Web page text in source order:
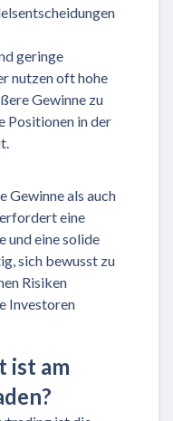
geringe
nutzen oft hohe
Gewinne zu
Positionen in der
Gewinne als auch
eine
und eine solide
sich bewusst zu
Risiken
Investoren
ist am